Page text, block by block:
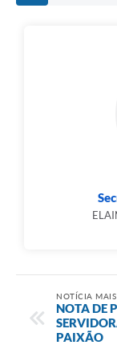
NOTÍCIA MAIS
NOTA DE
PAIXÃO